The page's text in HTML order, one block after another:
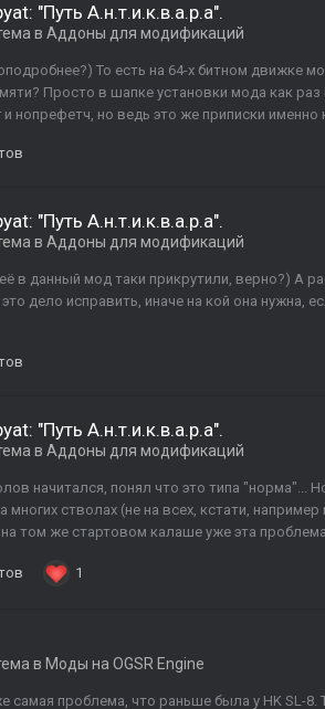
"Путь А.н.т.и.к.в.а.р.а".
в Аддоны для модификаций
То есть на 64-х битном движке
Просто в шапке установки мода как раз
и нопрефетч, но ведь это же приписки именно
"Путь А.н.т.и.к.в.а.р.а".
в Аддоны для модификаций
в данный мод таки прикрутили, верно?) А
дело исправить, иначе на кой она нужна,
"Путь А.н.т.и.к.в.а.р.а".
в Аддоны для модификаций
начитался, понял что это типа "норма"...
многих стволах (не на всех, кстати,
том же стартовом калаше уже эта
1
в Моды на OGSR Engine
самая проблема, что раньше была у HK SL-8.